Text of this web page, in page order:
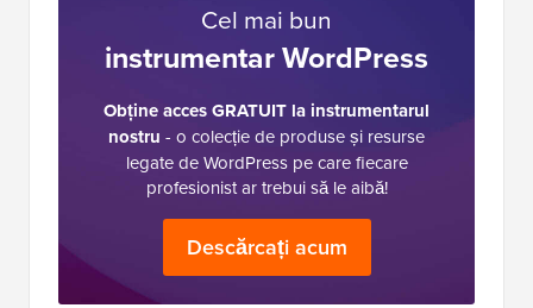
Cel mai bun
instrumentar WordPress
Obține acces GRATUIT la instrumentarul
nostru - o colecție de produse și resurse
legate de WordPress pe care fiecare
profesionist ar trebui să le aibă!
Descărcați acum